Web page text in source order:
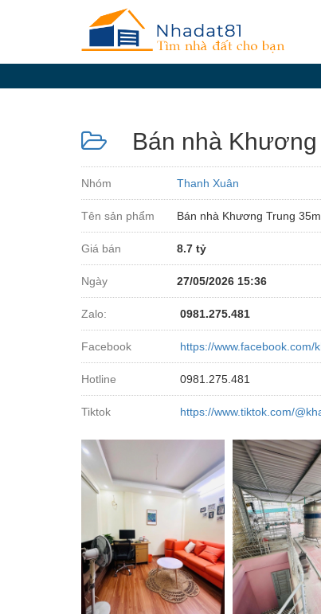
Diễn
Bán nhà Khương
Nhóm Thanh Xuân
Tên sản phẩm Bán nhà Khương Trung
Giá bán 8.7 tỷ
Ngày 27/05/2026 15:36
Zalo: 0981.275.481
Facebook https://www.facebook.com/
Hotline 0981.275.481
Tiktok https://www.tiktok.com/